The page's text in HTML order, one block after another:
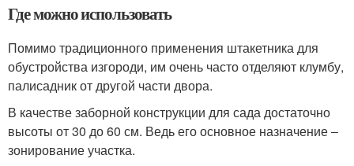
Где можно использовать
Помимо традиционного применения штакетника для
обустройства изгороди, им очень часто отделяют клумбу,
палисадник от другой части двора.
В качестве заборной конструкции для сада достаточно
высоты от 30 до 60 см. Ведь его основное назначение ‒
зонирование участка.